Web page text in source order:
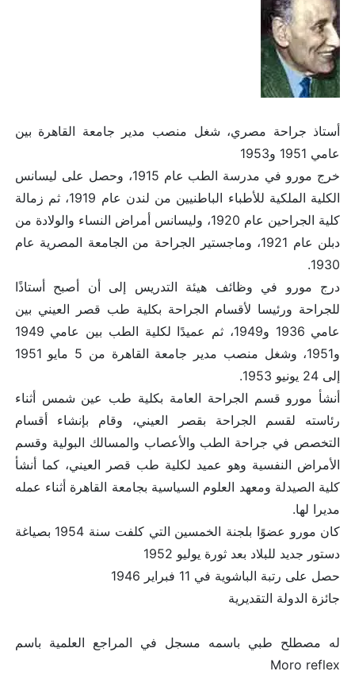
أستاذ جراحة مصري، شغل منصب مدير جامعة القاهرة بين
عامي 1951 و1953
خرج مورو في مدرسة الطب عام 1915، وحصل على ليسانس
الكلية الملكية للأطباء الباطنيين من لندن عام 1919، ثم زمالة
كلية الجراحين عام 1920، وليسانس أمراض النساء والولادة من
دبلن عام 1921، وماجستير الجراحة من الجامعة المصرية عام
1930.
درج مورو في وظائف هيئة التدريس إلى أن أصبح أستاذًا
للجراحة ورئيسا لأقسام الجراحة بكلية طب قصر العيني بين
عامي 1936 و1949، ثم عميدًا لكلية الطب بين عامي 1949
و1951، وشغل منصب مدير جامعة القاهرة من 5 مايو 1951
إلى 24 يونيو 1953.
أنشأ مورو قسم الجراحة العامة بكلية طب عين شمس أثناء
رئاسته لقسم الجراحة بقصر العيني، وقام بإنشاء أقسام
التخصص في جراحة الطب والأعصاب والمسالك البولية وقسم
الأمراض النفسية وهو عميد لكلية طب قصر العيني، كما أنشأ
كلية الصيدلة ومعهد العلوم السياسية بجامعة القاهرة أثناء عمله
مديرا لها.
كان مورو عضوًا بلجنة الخمسين التي كلفت سنة 1954 بصياغة
دستور جديد للبلاد بعد ثورة يوليو 1952
حصل على رتبة الباشوية في 11 فبراير 1946
جائزة الدولة التقديرية
له مصطلح طبي باسمه مسجل في المراجع العلمية باسم
Moro reflex